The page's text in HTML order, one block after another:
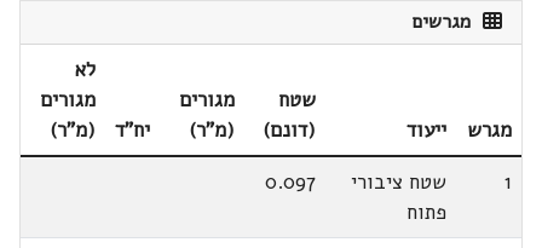
מגרשים
מגרש ייעוד
שטח
(דונם)
מגורים
(מ"ר)
יח"ד
לא
מגורים
(מ"ר)
1
שטח ציבורי
פתוח
0.097